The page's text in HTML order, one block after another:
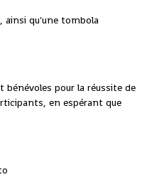
ainsi qu'une tombola
bénévoles pour la réussite de
en espérant que